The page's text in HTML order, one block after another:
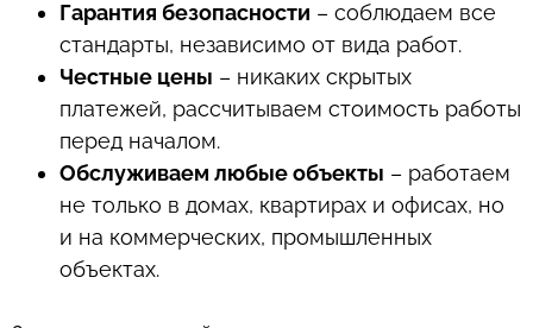
Гарантия безопасности – соблюдаем все
стандарты, независимо от вида работ.
Честные цены – никаких скрытых
платежей, рассчитываем стоимость работы
перед началом.
Обслуживаем любые объекты – работаем
не только в домах, квартирах и офисах, но
и на коммерческих, промышленных
объектах.